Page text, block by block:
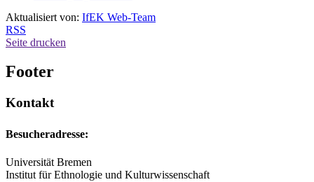
Aktualisiert von: IfEK Web-Team
RSS
Seite drucken
Footer
Kontakt
Besucheradresse:
Universität Bremen
Institut für Ethnologie und Kulturwissenschaft